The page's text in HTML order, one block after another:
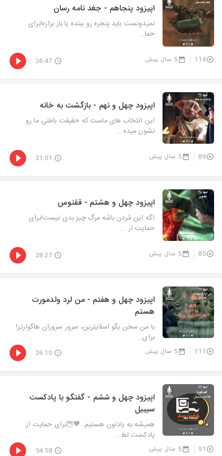
اپیزود پنجاهم - جغد نامه رسان
نمیدونست باید پنجره رو ببنده یا باز بزاره!برای
حما...
114 5 سال پیش 26:47
اپیزود چهل و نهم - بازگشت به خانه
این انتخاب های ماست که حقیقت باطنی ما رو
نشون میده...
89 5 سال پیش 21:51
اپیزود چهل و هشتم - ققنوس
اگه این مُردن باشه مرگ چیز بدی نیست!برای
حمایت از ...
85 5 سال پیش 28:27
اپیزود چهل و هفتم - من لرد ولدمورت
هستم
با من سخن بگو اسلایترین، سرور سروران هاگوارتز!
برای...
111 5 سال پیش 26:10
اپیزود چهل و ششم - گفتگو با پادکست
سیبیل
همیشه به یادتون هستیم. 🧡🦉برای حمایت از
پادکست لط...
91 5 سال پیش 54:58